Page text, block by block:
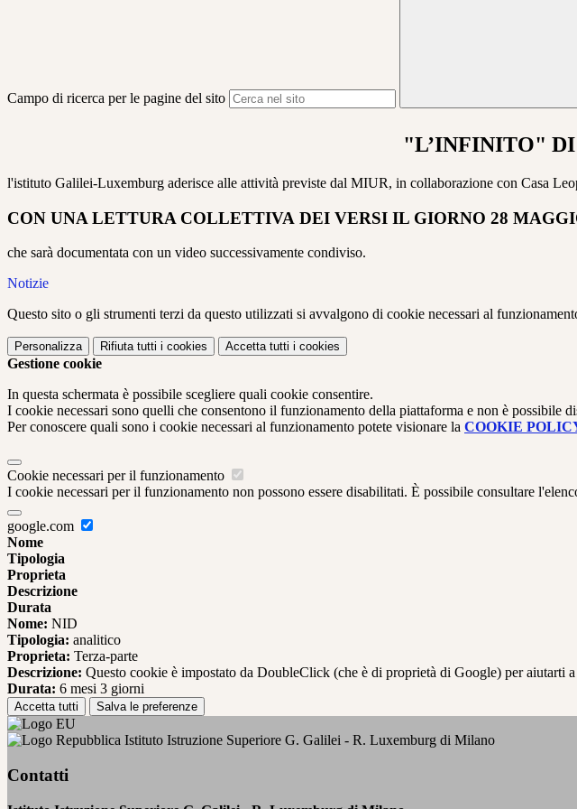
Campo di ricerca per le pagine del sito
"L’INFINITO"
l'istituto Galilei-Luxemburg aderisce alle attività previste dal MIUR, in collaborazione con Casa
CON UNA LETTURA COLLETTIVA DEI VERSI IL GIORNO 28
che sarà documentata con un video successivamente condiviso.
Notizie
Questo sito o gli strumenti terzi da questo utilizzati si avvalgono di cookie necessari al
Personalizza Rifiuta tutti i cookies Accetta tutti i cookies
Gestione cookie
In questa schermata è possibile scegliere quali cookie consentire.
I cookie necessari sono quelli che consentono il funzionamento della piattaforma e non è possibile
Per conoscere quali sono i cookie necessari al funzionamento potete visionare la COOKIE
Cookie necessari per il funzionamento
I cookie necessari per il funzionamento non possono essere disabilitati. È possibile consultare
google.com
Nome
Tipologia
Proprieta
Descrizione
Durata
Nome: NID
Tipologia: analitico
Proprieta: Terza-parte
Descrizione: Questo cookie è impostato da DoubleClick (che è di proprietà di Google) per
Durata: 6 mesi 3 giorni
Accetta tutti Salva le preferenze
Istituto Istruzione Superiore G. Galilei - R. Luxemburg di Milano
Contatti